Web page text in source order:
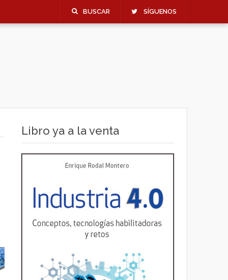
BUSCAR SÍGUENOS
Libro ya a la venta